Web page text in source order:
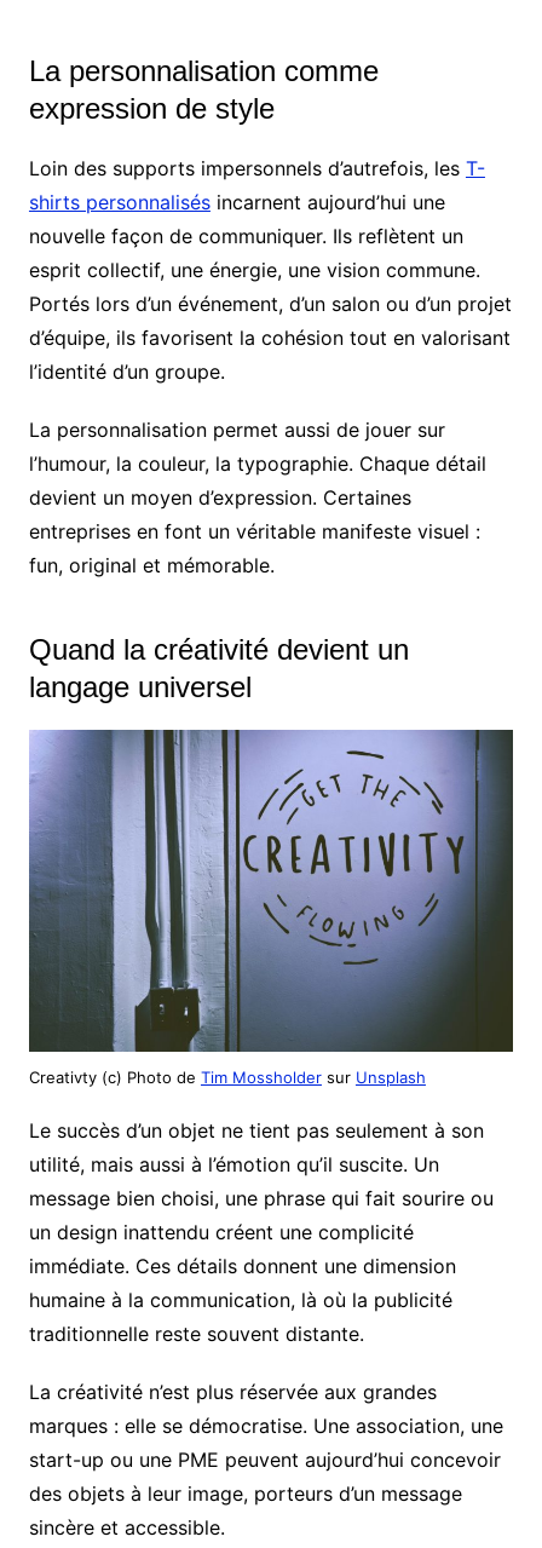
La personnalisation comme
expression de style
Loin des supports impersonnels d’autrefois, les T-
shirts personnalisésincarnent aujourd’hui une
nouvelle façon de communiquer. Ils reflètent un
esprit collectif, une énergie, une vision commune.
Portés lors d’un événement, d’un salon ou d’un projet
d’équipe, ils favorisent la cohésion tout en valorisant
l’identité d’un groupe.
La personnalisation permet aussi de jouer sur
l’humour, la couleur, la typographie. Chaque détail
devient un moyen d’expression. Certaines
entreprises en font un véritable manifeste visuel :
fun, original et mémorable.
Quand la créativité devient un
langage universel
Creativty (c) Photo de Tim Mossholdersur Unsplash
Le succès d’un objet ne tient pas seulement à son
utilité, mais aussi à l’émotion qu’il suscite. Un
message bien choisi, une phrase qui fait sourire ou
un design inattendu créent une complicité
immédiate. Ces détails donnent une dimension
humaine à la communication, là où la publicité
traditionnelle reste souvent distante.
La créativité n’est plus réservée aux grandes
marques : elle se démocratise. Une association, une
start-up ou une PME peuvent aujourd’hui concevoir
des objets à leur image, porteurs d’un message
sincère et accessible.